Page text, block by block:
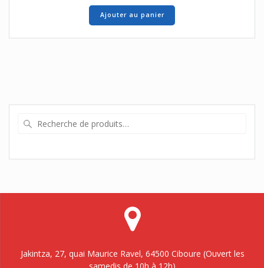
Ajouter au panier
Jakintza, 27, quai Maurice Ravel, 64500 Ciboure (Ouvert les